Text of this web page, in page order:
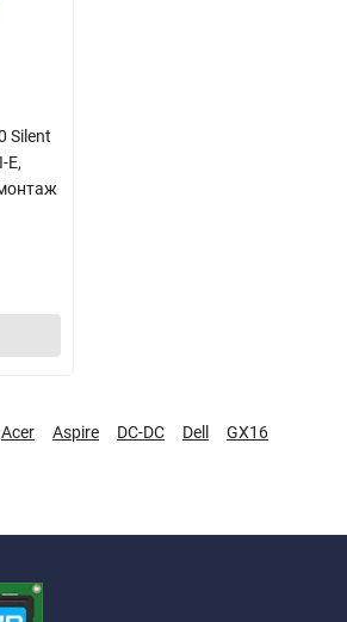
Silent
E,
Acer Aspire DC-DC Dell GX16